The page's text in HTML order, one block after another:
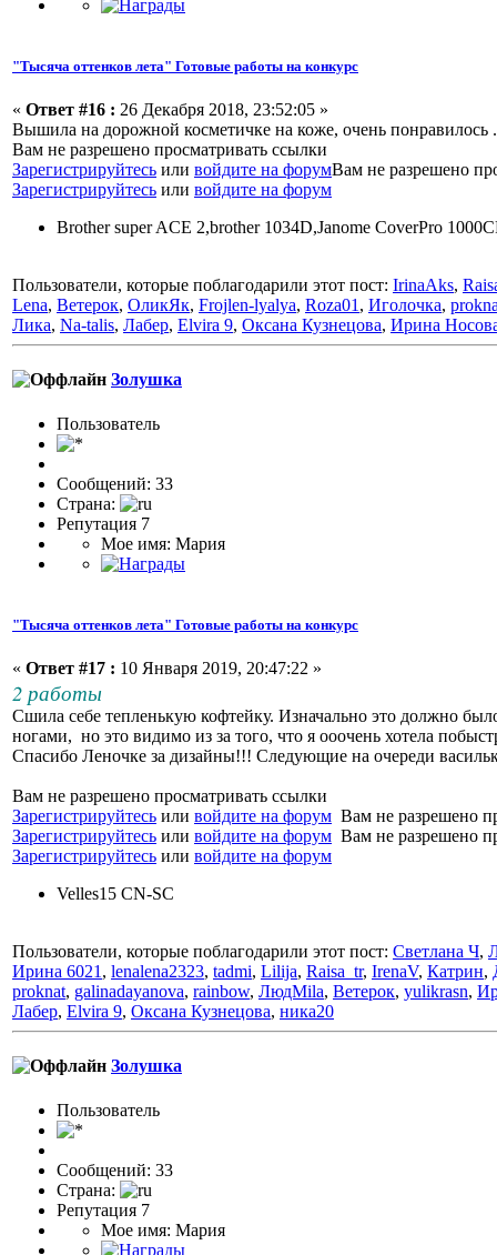
"Тысяча оттенков лета" Готовые работы на конкурс
« Ответ #16 : 26 Декабря 2018, 23:52:05 »
Вышила на дорожной косметичке на коже, очень
Вам не разрешено просматривать ссылки
Зарегистрируйтесь или войдите на форумВам не разрешено
Зарегистрируйтесь или войдите на форум
Brother super ACE 2,brother 1034D,Janome CoverPro
Пользователи, которые поблагодарили этот пост: IrinaAks,
Lena, Ветерок, ОликЯк, Frojlen-lyalya, Roza01 , Иголочка,
Лика, Na-talis, Лабер, Elvira 9, Оксана Кузнецова, Ирина
Золушка
Пользоватeль
Сообщений: 33
Страна:
Репутация 7
Мое имя: Мария
"Тысяча оттенков лета" Готовые работы на конкурс
« Ответ #17 : 10 Января 2019, 20:47:22 »
2 работы
Сшила себе тепленькую кофтейку. Изначально это должно
ногами, но это видимо из за того, что я ооочень хотела
Спасибо Леночке за дизайны!!! Следующие на очереди
Вам не разрешено просматривать ссылки
Зарегистрируйтесь или войдите на форум Вам не разрешено
Зарегистрируйтесь или войдите на форум Вам не разрешено
Зарегистрируйтесь или войдите на форум
Velles15 CN-SC
Пользователи, которые поблагодарили этот пост: Светлана Ч,
Ирина 6021 , lenalena2323, tadmi, Lilija, Raisa_tr, IrenaV, Катрин,
proknat, galinadayanova, rainbow, ЛюдMila, Ветерок, yulikrasn,
Лабер, Elvira 9, Оксана Кузнецова, ника20
Золушка
Пользоватeль
Сообщений: 33
Страна:
Репутация 7
Мое имя: Мария